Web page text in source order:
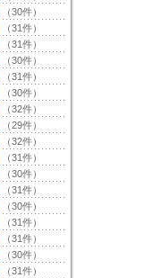
（30件）
（31件）
（31件）
（30件）
（31件）
（30件）
（32件）
（29件）
（32件）
（31件）
（30件）
（31件）
（30件）
（31件）
（31件）
（30件）
（31件）